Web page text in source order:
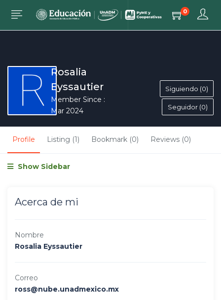
0
Rosalia
Eyssautier
Member Since :
Mar 2024
Siguiendo (0)
Seguidor (0)
Profile Listing (1) Bookmark (0) Reviews (0)
Show Sidebar
Acerca de mi
Nombre
Rosalia Eyssautier
Correo
ross@nube.unadmexico.mx